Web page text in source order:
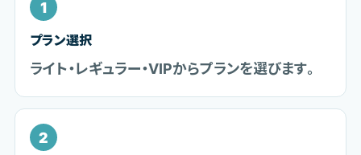
1
プラン選択
ライト・レギュラー・VIPからプランを選びます。
2